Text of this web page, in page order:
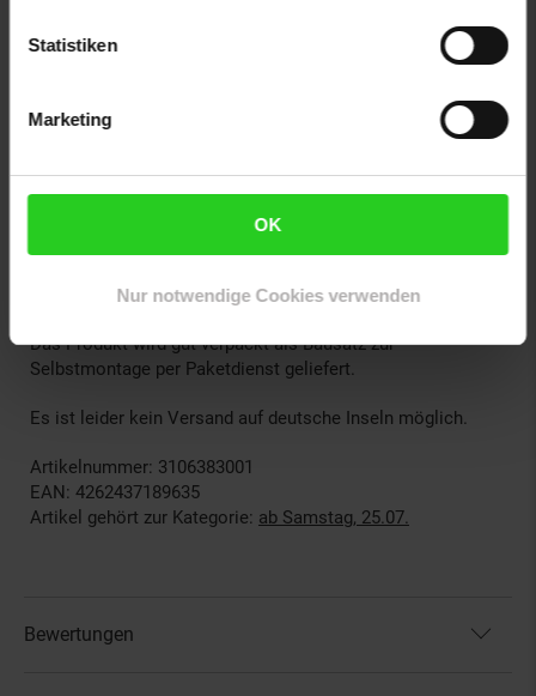
Statistiken
Marketing
OK
Nur notwendige Cookies verwenden
redaktionell geprüft.
1 x 12/24-V Anschlusskabel
1 x Anleitung
Das Produkt wird gut verpackt als Bausatz zur
Selbstmontage per Paketdienst geliefert.
Es ist leider kein Versand auf deutsche Inseln möglich.
Artikelnummer: 3106383001
EAN: 4262437189635
Artikel gehört zur Kategorie: ab Samstag, 25.07.
Bewertungen